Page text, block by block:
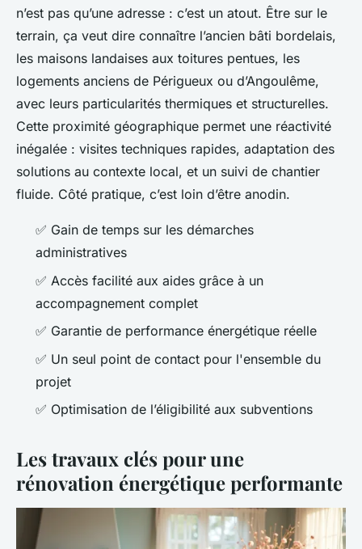
n’est pas qu’une adresse : c’est un atout. Être sur le
terrain, ça veut dire connaître l’ancien bâti bordelais,
les maisons landaises aux toitures pentues, les
logements anciens de Périgueux ou d’Angoulême,
avec leurs particularités thermiques et structurelles.
Cette proximité géographique permet une réactivité
inégalée : visites techniques rapides, adaptation des
solutions au contexte local, et un suivi de chantier
fluide. Côté pratique, c’est loin d’être anodin.
✅ Gain de temps sur les démarches
administratives
✅ Accès facilité aux aides grâce à un
accompagnement complet
✅ Garantie de performance énergétique réelle
✅ Un seul point de contact pour l'ensemble du
projet
✅ Optimisation de l’éligibilité aux subventions
Les travaux clés pour une
rénovation énergétique performante